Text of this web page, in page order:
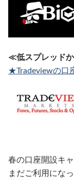
≪低スプレッド
★Tradeviewの口
春の口座開設キ
まだご利用にな